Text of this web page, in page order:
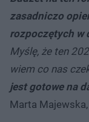
zasadniczo
rozpoczętych w
Myślę, że ten
wiem co nas
jest gotowe na
Marta